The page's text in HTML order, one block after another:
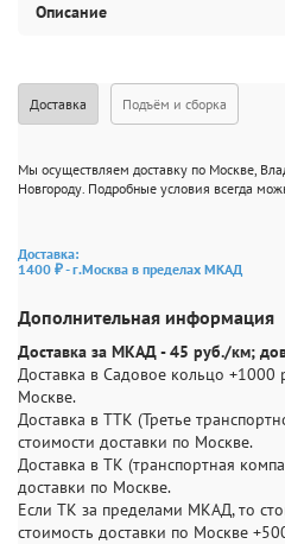
Описание
Доставка Подъём и сборка
Мы осуществляем доставку по Москве,
Новгороду. Подробные условия всегда
Доставка:
1400 ₽ - г.Москва в пределах МКАД
Дополнительная информация
Доставка за МКАД - 45 руб./км;
Доставка в Садовое кольцо +1000
Москве.
Доставка в ТТК (Третье
стоимости доставки по Москве.
Доставка в ТК (транспортная
доставки по Москве.
Если ТК за пределами МКАД, то
стоимость доставки по Москве